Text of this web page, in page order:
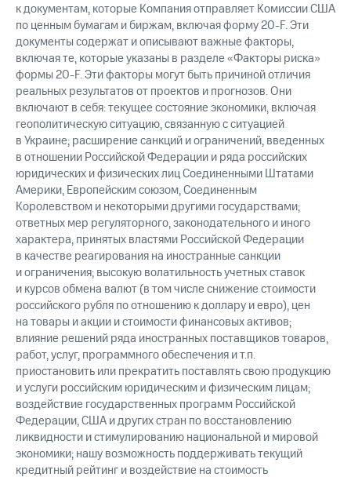
к документам, которые Компания отправляет Комиссии США
по ценным бумагам и биржам, включая форму 20-F. Эти
документы содержат и описывают важные факторы,
включая те, которые указаны в разделе «Факторы риска»
формы 20-F. Эти факторы могут быть причиной отличия
реальных результатов от проектов и прогнозов. Они
включают в себя: текущее состояние экономики, включая
геополитическую ситуацию, связанную с ситуацией
в Украине; расширение санкций и ограничений, введенных
в отношении Российской Федерации и ряда российских
юридических и физических лиц Соединенными Штатами
Америки, Европейским союзом, Соединенным
Королевством и некоторыми другими государствами;
ответных мер регуляторного, законодательного и иного
характера, принятых властями Российской Федерации
в качестве реагирования на иностранные санкции
и ограничения; высокую волатильность учетных ставок
и курсов обмена валют (в том числе снижение стоимости
российского рубля по отношению к доллару и евро), цен
на товары и акции и стоимости финансовых активов;
влияние решений ряда иностранных поставщиков товаров,
работ, услуг, программного обеспечения и т.п.
приостановить или прекратить поставлять свою продукцию
и услуги российским юридическим и физическим лицам;
воздействие государственных программ Российской
Федерации, США и других стран по восстановлению
ликвидности и стимулированию национальной и мировой
экономики; нашу возможность поддерживать текущий
кредитный рейтинг и воздействие на стоимость